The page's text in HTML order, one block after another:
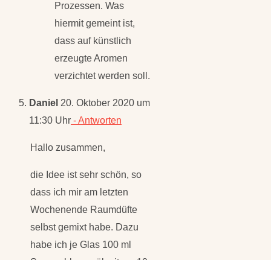
Prozessen. Was
hiermit gemeint ist,
dass auf künstlich
erzeugte Aromen
verzichtet werden soll.
Daniel 20. Oktober 2020 um
11:30 Uhr - Antworten
Hallo zusammen,
die Idee ist sehr schön, so
dass ich mir am letzten
Wochenende Raumdüfte
selbst gemixt habe. Dazu
habe ich je Glas 100 ml